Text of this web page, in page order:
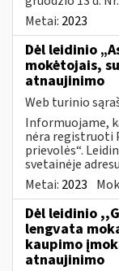
Metai: 2023
Dėl leidinio
mokėtojais,
atnaujinimo
Web turinio
Informuojame,
nėra registruoti
prievolės“.
svetainėje
Metai: 2023
Dėl leidinio
lengvata
kaupimo
atnaujinimo